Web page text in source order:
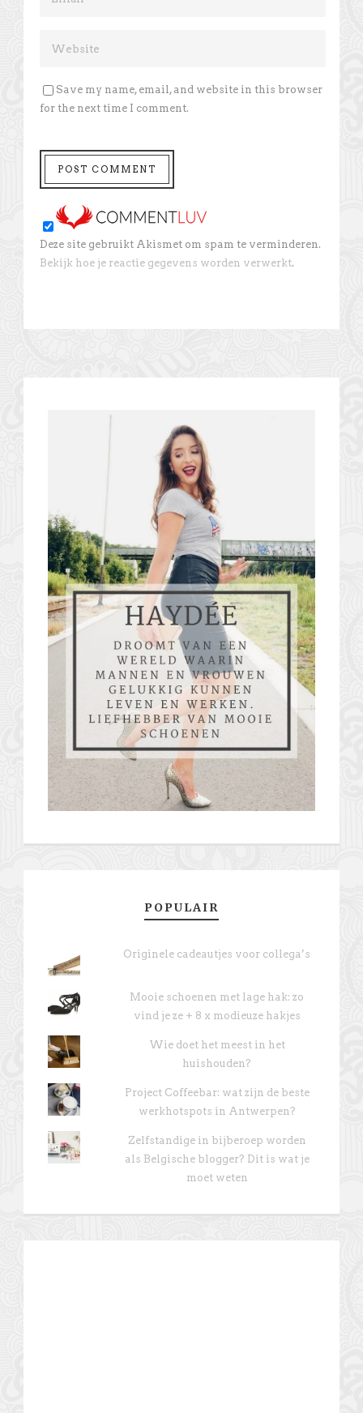
Save my name, email, and website in this browser
for the next time I comment.
Deze site gebruikt Akismet om spam te verminderen.
Bekijk hoe je reactie gegevens worden verwerkt.
POPULAIR
Originele cadeautjes voor collega’s
Mooie schoenen met lage hak: zo
vind je ze + 8 x modieuze hakjes
Wie doet het meest in het
huishouden?
Project Coffeebar: wat zijn de beste
werkhotspots in Antwerpen?
Zelfstandige in bijberoep worden
als Belgische blogger? Dit is wat je
moet weten